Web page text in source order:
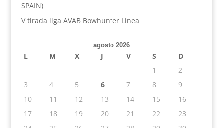
SPAIN)
V tirada liga AVAB Bowhunter Linea
agosto 2026
L M X J V S
D
1
2
3
4 5 6 7 8
9
10
11 12 13 14 15
16
17
18 19 20 21 22
23